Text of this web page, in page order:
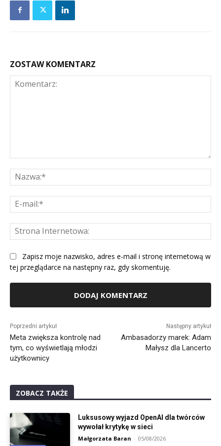
ZOSTAW KOMENTARZ
Zapisz moje nazwisko, adres e-mail i stronę internetową w
tej przeglądarce na następny raz, gdy skomentuję.
Poprzedni artykuł
Meta zwiększa kontrolę nad
tym, co wyświetlają młodzi
użytkownicy
Następny artykuł
Ambasadorzy marek: Adam
Małysz dla Lancerto
ZOBACZ TAKŻE
Luksusowy wyjazd OpenAI dla twórców
wywołał krytykę w sieci
Małgorzata Baran - 05/08/2026